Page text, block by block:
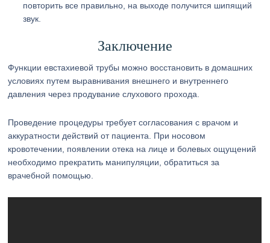
повторить все правильно, на выходе получится шипящий
звук.
Заключение
Функции евстахиевой трубы можно восстановить в домашних
условиях путем выравнивания внешнего и внутреннего
давления через продувание слухового прохода.
Проведение процедуры требует согласования с врачом и
аккуратности действий от пациента. При носовом
кровотечении, появлении отека на лице и болевых ощущений
необходимо прекратить манипуляции, обратиться за
врачебной помощью.